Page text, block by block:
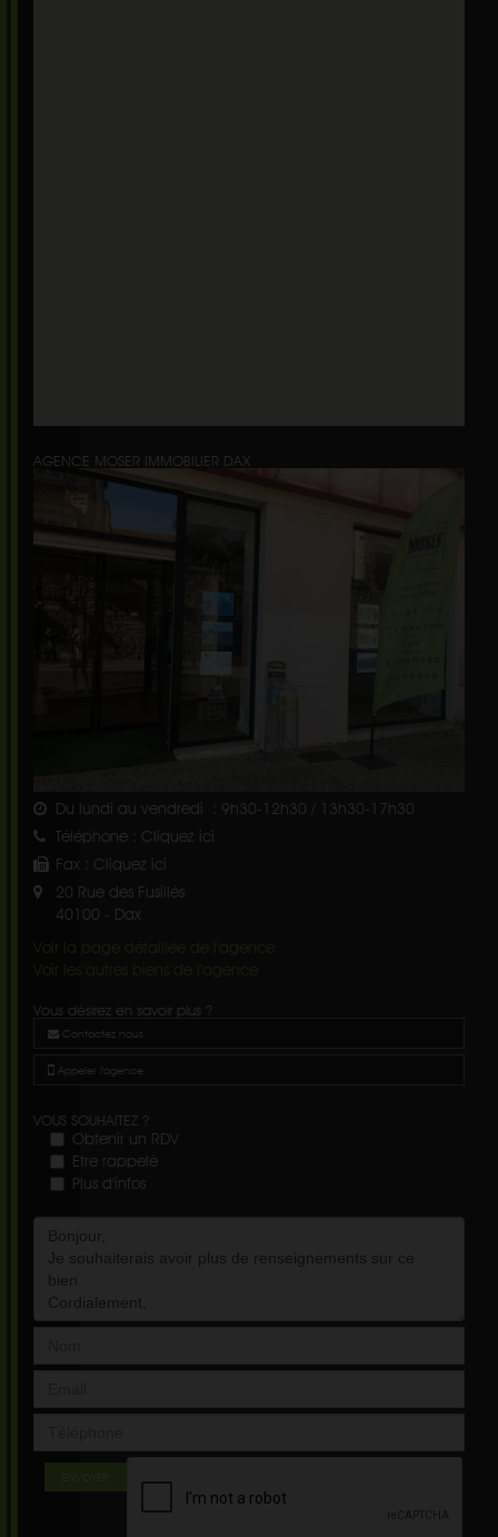
AGENCE MOSER IMMOBILIER DAX
Du lundi au vendredi : 9h30-12h30 / 13h30-17h30
Téléphone : Cliquez ici
Fax : Cliquez ici
20 Rue des Fusillés
40100 - Dax
Voir la page détaillée de l'agence
Voir les autres biens de l'agence
Vous désirez en savoir plus ?
Contactez nous
Appeler l'agence
VOUS SOUHAITEZ ?
Obtenir un RDV
Etre rappelé
Plus d'infos
ENVOYER